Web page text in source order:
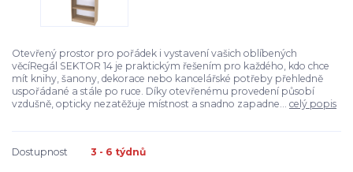
Otevřený prostor pro pořádek i vystavení vašich oblíbených
věcíRegál SEKTOR 14 je praktickým řešením pro každého, kdo chce
mít knihy, šanony, dekorace nebo kancelářské potřeby přehledně
uspořádané a stále po ruce. Díky otevřenému provedení působí
vzdušně, opticky nezatěžuje místnost a snadno zapadne... celý popis
Dostupnost 3 - 6 týdnů